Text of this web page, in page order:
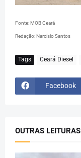
Fonte: MOB Ceará
Redação: Narcísio Santos
Tags Ceará Diesel
Facebook
OUTRAS LEITURAS